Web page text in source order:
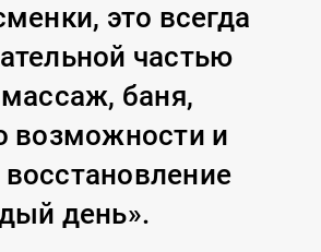
это всегда
частью
баня,
возможности и
день».